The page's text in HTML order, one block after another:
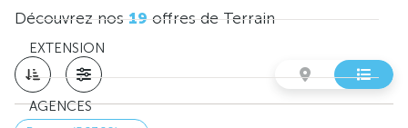
EXTENSION
AGENCES
Découvrez nos19offres de Terrain